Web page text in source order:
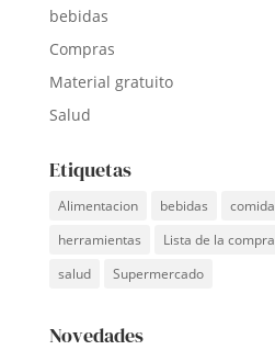
bebidas
Compras
Material gratuito
Salud
Etiquetas
Alimentacion bebidas comida
herramientas
Lista de la compra
salud
Supermercado
Novedades